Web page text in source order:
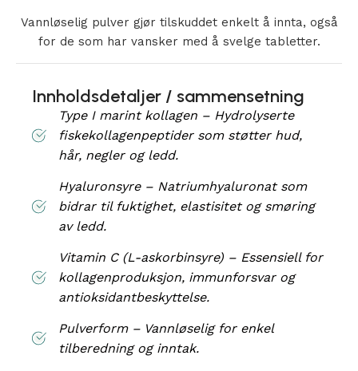
Vannløselig pulver gjør tilskuddet enkelt å innta, også
for de som har vansker med å svelge tabletter.
Innholdsdetaljer / sammensetning
Type I marint kollagen – Hydrolyserte
fiskekollagenpeptider som støtter hud,
hår, negler og ledd.
Hyaluronsyre – Natriumhyaluronat som
bidrar til fuktighet, elastisitet og smøring
av ledd.
Vitamin C (L-askorbinsyre) – Essensiell for
kollagenproduksjon, immunforsvar og
antioksidantbeskyttelse.
Pulverform – Vannløselig for enkel
tilberedning og inntak.